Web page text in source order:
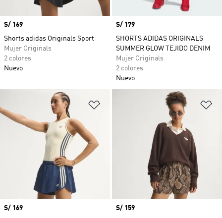
Precio
S/ 169
Shorts adidas Originals Sport
Mujer Originals
2 colores
Nuevo
Precio
S/ 179
SHORTS ADIDAS ORIGINALS
SUMMER GLOW TEJIDO DENIM
Mujer Originals
2 colores
Nuevo
Añadir a la lista de deseos
Precio
S/ 169
Precio
S/ 159